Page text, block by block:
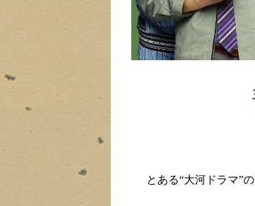
とある“大河ドラマ”